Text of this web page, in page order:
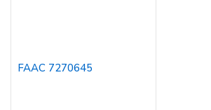
FAAC 7270645